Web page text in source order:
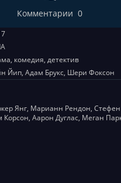
Комментарии 0
комедия, детектив
Йип, Адам Брукс, Шери Фоксон
Янг, Марианн Рендон,
Корсон, Аарон Дуглас, Меган